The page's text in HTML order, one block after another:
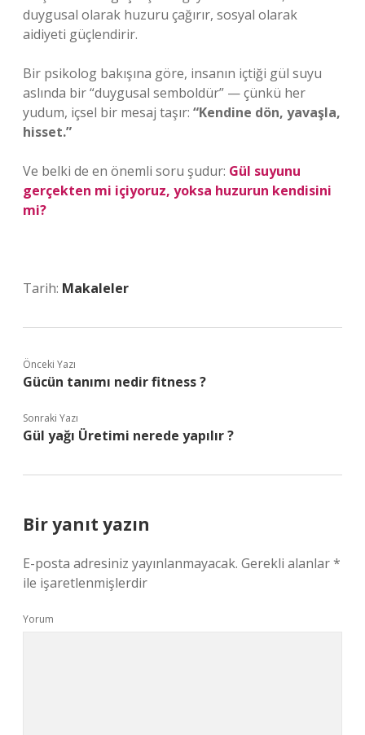
duygusal olarak huzuru çağırır, sosyal olarak
aidiyeti güçlendirir.
Bir psikolog bakışına göre, insanın içtiği gül suyu
aslında bir “duygusal semboldür” — çünkü her
yudum, içsel bir mesaj taşır: “Kendine dön, yavaşla,
hisset.”
Ve belki de en önemli soru şudur: Gül suyunu
gerçekten mi içiyoruz, yoksa huzurun kendisini
mi?
Tarih: Makaleler
Önceki Yazı
Gücün tanımı nedir fitness ?
Sonraki Yazı
Gül yağı Üretimi nerede yapılır ?
Bir yanıt yazın
E-posta adresiniz yayınlanmayacak. Gerekli alanlar*
ile işaretlenmişlerdir
Yorum